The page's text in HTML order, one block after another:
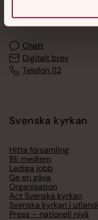
Akut samtals- och
med en präst på
Chatt
Digitalt brev
Telefon 112
Svenska kyrkan
Hitta församling
Bli medlem
Lediga jobb
Ge en gåva
Organisation
Act Svenska kyrkan
Svenska kyrkan i
Press – nationell nivå